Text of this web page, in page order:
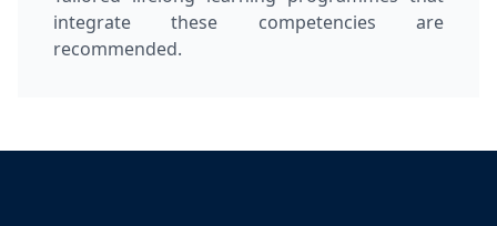
integrate these competencies are
recommended.